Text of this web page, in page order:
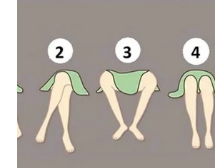
BOROBUDUR
WN
MADURA
WN
SURABAYA